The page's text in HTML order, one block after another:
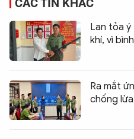
CÁC TIN KHÁC
Lan tỏa
khí, vì
Ra mắt
chống